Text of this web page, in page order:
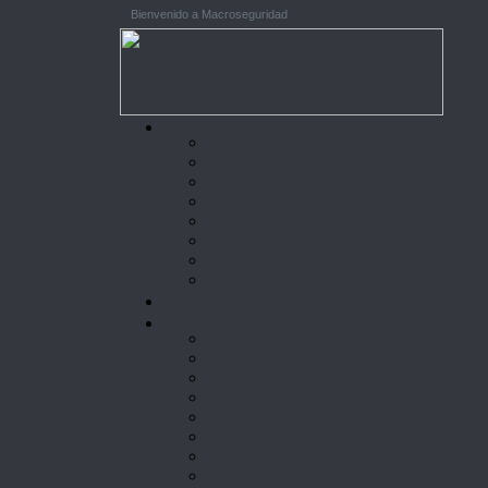
Bienvenido a Macroseguridad